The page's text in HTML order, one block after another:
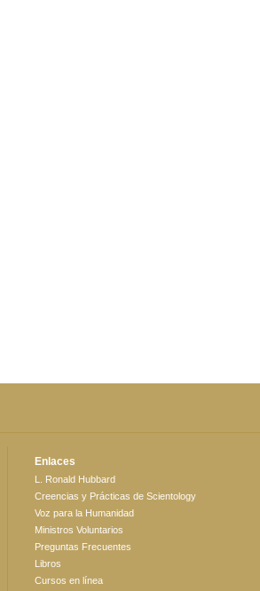
Enlaces
L. Ronald Hubbard
Creencias y Prácticas de Scientology
Voz para la Humanidad
Ministros Voluntarios
Preguntas Frecuentes
Libros
Cursos en línea